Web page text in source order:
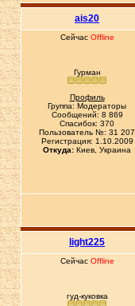
ais20
Сейчас Offline
Гурман
Профиль
Группа: Модераторы
Сообщений: 8 869
Спасибок: 370
Пользователь №: 31 207
Регистрация: 1.10.2009
Откуда: Киев, Украина
light225
Сейчас Offline
гуд-куковка